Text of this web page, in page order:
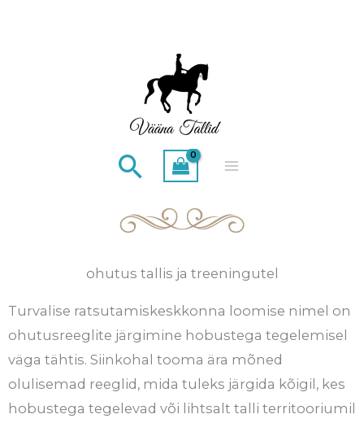
Search
ohutus tallis ja treeningutel
Turvalise ratsutamiskeskkonna loomise nimel on
ohutusreeglite järgimine hobustega tegelemisel
väga tähtis. Siinkohal tooma ära mõned
olulisemad reeglid, mida tuleks järgida kõigil, kes
hobustega tegelevad või lihtsalt talli territooriumil